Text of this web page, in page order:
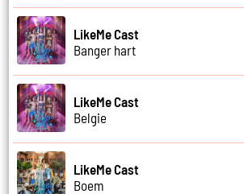
LikeMe Cast
Banger hart
LikeMe Cast
Belgie
LikeMe Cast
Boem